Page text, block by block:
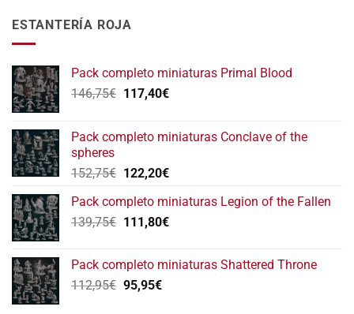
ESTANTERÍA ROJA
Pack completo miniaturas Primal Blood
146,75€ El
era:
117,40€El
es:
Pack completo miniaturas Conclave of the
spheres
152,75€ El
original
era:
122,20€El
actual
es:
Pack completo miniaturas Legion of the Fallen
139,75€ El
era:
139,75€.
111,80€El
es:
Pack completo miniaturas Shattered Throne
112,95€ El
95,95€El